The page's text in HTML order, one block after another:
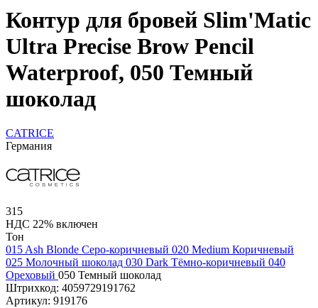
Контур для бровей Slim'Matic
Ultra Precise Brow Pencil
Waterproof, 050 Темный
шоколад
CATRICE
Германия
315
НДС 22% включен
Тон
015 Ash Blonde Серо-коричневый 020 Medium Коричневый
025 Молочный шоколад 030 Dark Тёмно-коричневый 040
Ореховый 050 Темный шоколад
Штрихкод: 4059729191762
Артикул: 919176